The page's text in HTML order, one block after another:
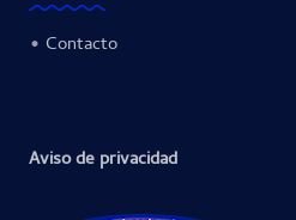
• Contacto
Aviso de privacidad